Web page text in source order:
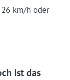
km/h oder
ist das